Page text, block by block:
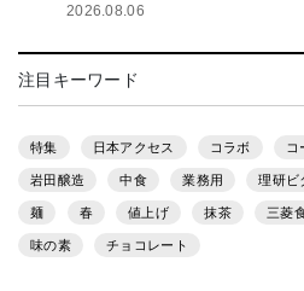
2026.08.06
注目キーワード
特集 日本アクセス コラボ コ
岩田醸造 中食 業務用 理研ビ
麺 春 値上げ 抹茶 三菱
味の素 チョコレート